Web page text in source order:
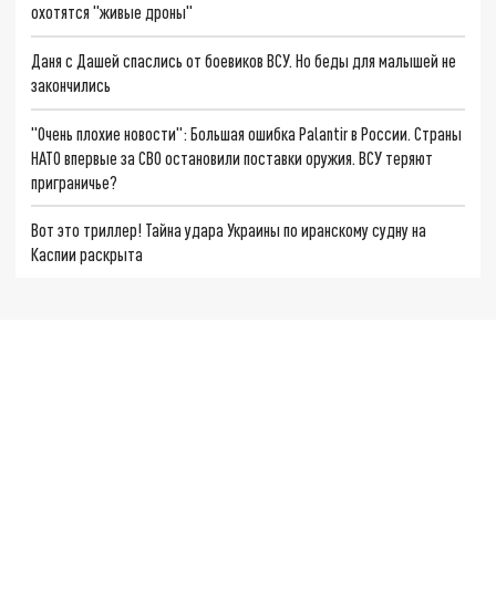
охотятся "живые дроны"
Даня с Дашей спаслись от боевиков ВСУ. Но беды для малышей не
закончились
"Очень плохие новости": Большая ошибка Palantir в России. Страны
НАТО впервые за СВО остановили поставки оружия. ВСУ теряют
приграничье?
Вот это триллер! Тайна удара Украины по иранскому судну на
Каспии раскрыта